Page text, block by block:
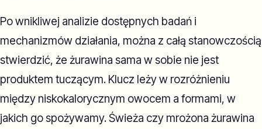
Po wnikliwej analizie dostępnych badań i
mechanizmów działania, można z całą stanowczością
stwierdzić, że żurawina sama w sobie nie jest
produktem tuczącym. Klucz leży w rozróżnieniu
między niskokalorycznym owocem a formami, w
jakich go spożywamy. Świeża czy mrożona żurawina